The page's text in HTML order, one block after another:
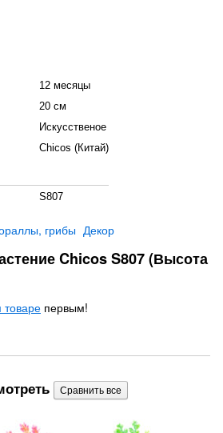
12 месяцы
20 см
Искусственое
Chicos (Китай)
S807
грибы Декор
Chicos S807 (Высота
товаре первым!